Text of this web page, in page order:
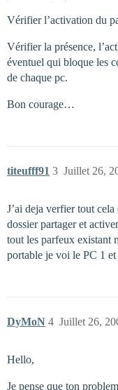
Vérifier l’activation du
Vérifier la présence,
éventuel qui bloque les
de chaque pc.
Bon courage…
titeufff91 Juillet 26,
3
J’ai deja verfier tout
dossier partager et
tout les parfeux existant
portable je voi le PC 1
DyMoN Juillet 26,
4
Hello,
Je pense que ton